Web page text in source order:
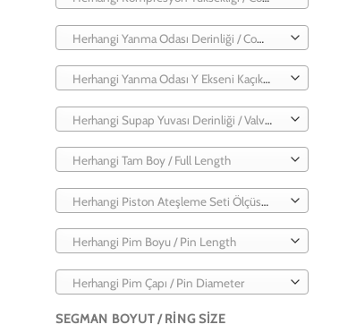
Herhangi Yanma Odası Derinliği / Combustion Chamber Depth
Herhangi Yanma Odası Y Ekseni Kaçıklığı / Combustion Chamber Y-Axis Misalignment
Herhangi Supap Yuvası Derinliği / Valve Seat Depth
Herhangi Tam Boy / Full Length
Herhangi Piston Ateşleme Seti Ölçüsü / Piston Ignition Set Size
Herhangi Pim Boyu / Pin Length
Herhangi Pim Çapı / Pin Diameter
SEGMAN BOYUT / RING SIZE